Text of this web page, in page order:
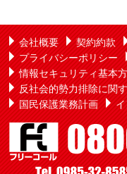
会社概要 契約約款
プライバシーポリシー
情報セキュリティ基本
反社会的勢力排除に関
国民保護業務計画